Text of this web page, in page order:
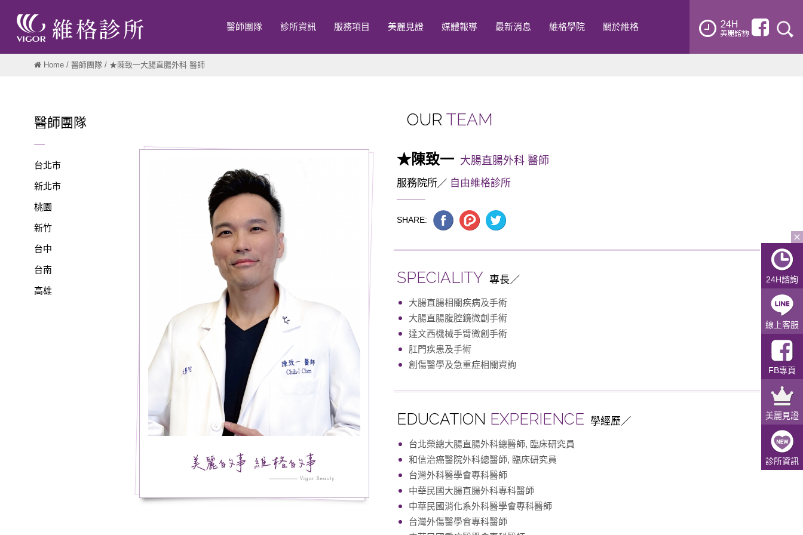
醫師團隊 診所資訊 服務項目 美麗見證 媒體報導 最新消息 維格學院 關於維格
24H諮詢
線上客服
FB專頁
美麗見證
診所資訊
Home / 醫師團隊 / ★陳致一大腸直腸外科 醫師
醫師團隊
台北市
新北市
桃園
新竹
台中
台南
高雄
OUR TEAM
★陳致一 大腸直腸外科 醫師
服務院所 自由維格診所
SHARE:
SPECIALITY 專長
大腸直腸相關疾病及手術
大腸直腸腹腔鏡微創手術
達文西機械手臂微創手術
肛門疾患及手術
創傷醫學及急重症相關資詢
EDUCATION EXPERIENCE 學經歷
台北榮總大腸直腸外科總醫師, 臨床研究員
和信治癌醫院外科總醫師, 臨床研究員
台灣外科醫學會專科醫師
中華民國大腸直腸外科專科醫師
中華民國消化系外科醫學會專科醫師
台灣外傷醫學會專科醫師